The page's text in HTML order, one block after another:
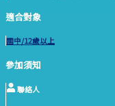
適合對象
國中/12歲以上
參加須知
聯絡人